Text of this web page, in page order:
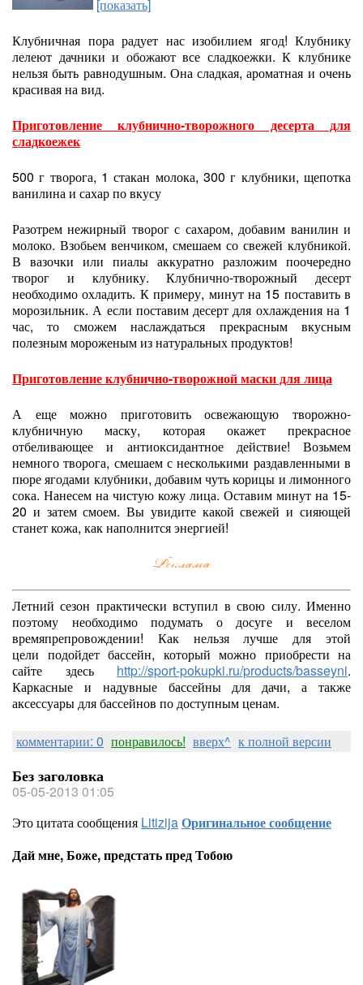
[показать]
Клубничная пора радует нас изобилием ягод! Клубнику
лелеют дачники и обожают все сладкоежки. К клубнике
нельзя быть равнодушным. Она сладкая, ароматная и очень
красивая на вид.
Приготовление клубнично-творожного десерта для
сладкоежек
500 г творога, 1 стакан молока, 300 г клубники, щепотка
ванилина и сахар по вкусу
Разотрем нежирный творог с сахаром, добавим ванилин и
молоко. Взобьем венчиком, смешаем со свежей клубникой.
В вазочки или пиалы аккуратно разложим поочередно
творог и клубнику. Клубнично-творожный десерт
необходимо охладить. К примеру, минут на 15 поставить в
морозильник. А если поставим десерт для охлаждения на 1
час, то сможем наслаждаться прекрасным вкусным
полезным мороженым из натуральных продуктов!
Приготовление клубнично-творожной маски для лица
А еще можно приготовить освежающую творожно-
клубничную маску, которая окажет прекрасное
отбеливающее и антиоксидантное действие! Возьмем
немного творога, смешаем с несколькими раздавленными в
пюре ягодами клубники, добавим чуть корицы и лимонного
сока. Нанесем на чистую кожу лица. Оставим минут на 15-
20 и затем смоем. Вы увидите какой свежей и сияющей
станет кожа, как наполнится энергией!
Летний сезон практически вступил в свою силу. Именно
поэтому необходимо подумать о досуге и веселом
времяпрепровождении! Как нельзя лучше для этой
цели подойдет бассейн, который можно приобрести на
сайте здесь http://sport-pokupki.ru/products/basseyni.
Каркасные и надувные бассейны для дачи, а также
аксессуары для бассейнов по доступным ценам.
комментарии: 0 понравилось! вверх^ к полной версии
Без заголовка
05-05-2013 01:05
Это цитата сообщения LitizijaОригинальное сообщение
Дай мне, Боже, предстать пред Тобою